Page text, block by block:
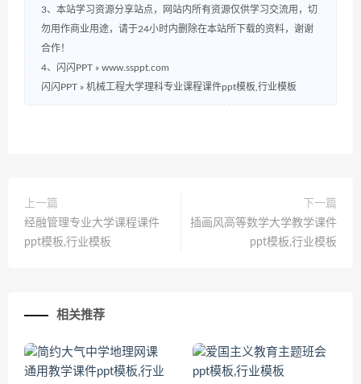
3、本站学习资源分享站点，网站内所有资源仅供学习交流用，切
勿用作商业用途，请于24小时内删除在本站所下载的资料，谢谢
合作！
4、闪闪PPT » www.ssppt.com
闪闪PPT » 机械工程大学理科专业课程课件ppt模板,行业模板
上一篇
经融管理专业大学课程课件
ppt模板,行业模板
下一篇
插画风高等数学大学教学课件
ppt模板,行业模板
相关推荐